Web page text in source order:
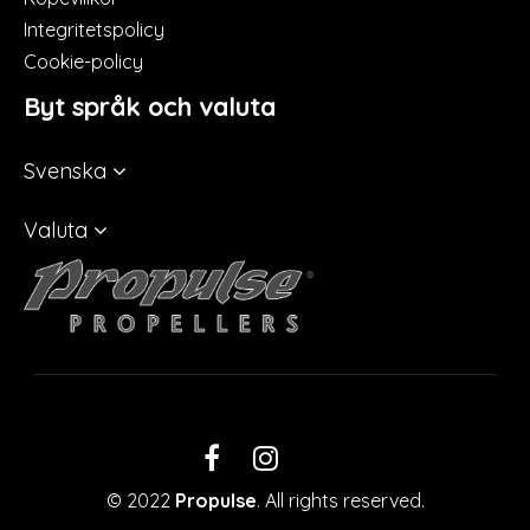
Integritetspolicy
Cookie-policy
Byt språk och valuta
Svenska
Valuta
Facebook
© 2022 Propulse. All rights reserved.